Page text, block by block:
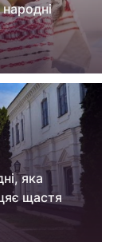
яка
щастя